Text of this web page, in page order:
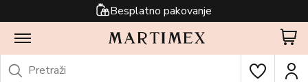
Besplatno pakovanje